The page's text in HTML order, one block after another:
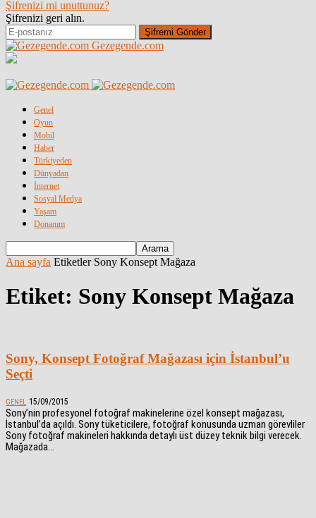
Şifrenizi mi unuttunuz?
Şifrenizi geri alın.
Gezegende.com
Genel
Oyun
Mobil
Haber
Türkiyeden
Dünyadan
İnternet
Sosyal Medya
Yaşam
Donanım
Ana sayfa Etiketler Sony Konsept Mağaza
Etiket: Sony Konsept Mağaza
Sony, Konsept Fotoğraf Mağazası için İstanbul’u
Seçti
GENEL 15/09/2015
Sony’nin profesyonel fotoğraf makinelerine özel konsept mağazası,
İstanbul’da açıldı. Sony tüketicilere, fotoğraf konusunda uzman görevliler
Sony fotoğraf makineleri hakkında detaylı üst düzey teknik bilgi verecek.
Mağazada...